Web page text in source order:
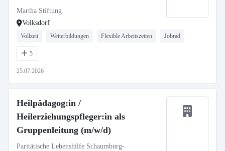
Martha Stiftung
Volksdorf
Vollzeit Weiterbildungen Flexible Arbeitszeiten Jobrad
5
25.07.2026
Heilpädagog:in /
Heilerziehungspfleger:in als
Gruppenleitung (m/w/d)
Paritätische Lebenshilfe Schaumburg-